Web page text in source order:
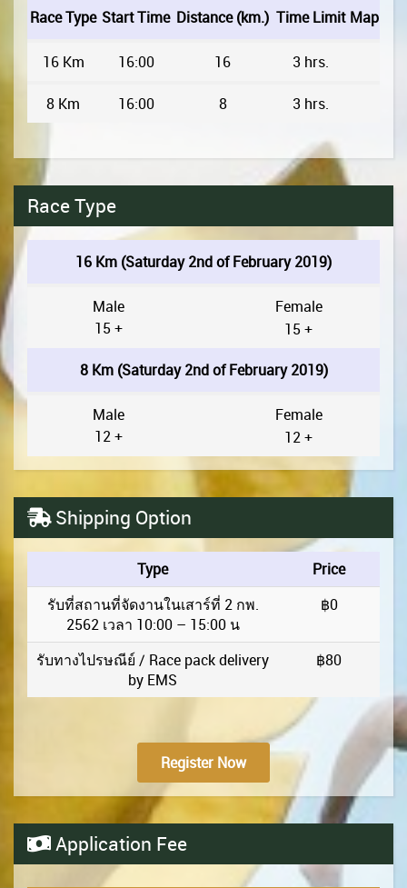
Race Type Start Time Distance (km.) Time Limit Map
16 Km 16:00 16 3 hrs.
8 Km 16:00 8 3 hrs.
Race Type
16 Km (Saturday 2nd of February 2019)
Male
15 +
Female
15 +
8 Km (Saturday 2nd of February 2019)
Male
12 +
Female
12 +
Shipping Option
Type
Price
รับที่สถานที่จัดงานในเสาร์ที่ 2 กพ.
2562 เวลา 10:00 – 15:00 น
฿0
รับทางไปรษณีย์ / Race pack delivery
by EMS
฿80
Register Now
Application Fee